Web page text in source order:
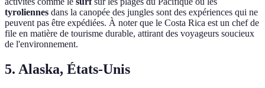
tyroliennes dans la canopée des jungles sont des expériences qui ne
peuvent pas être expédiées. À noter que le Costa Rica est un chef de
file en matière de tourisme durable, attirant des voyageurs soucieux
de l'environnement.
5. Alaska, États-Unis